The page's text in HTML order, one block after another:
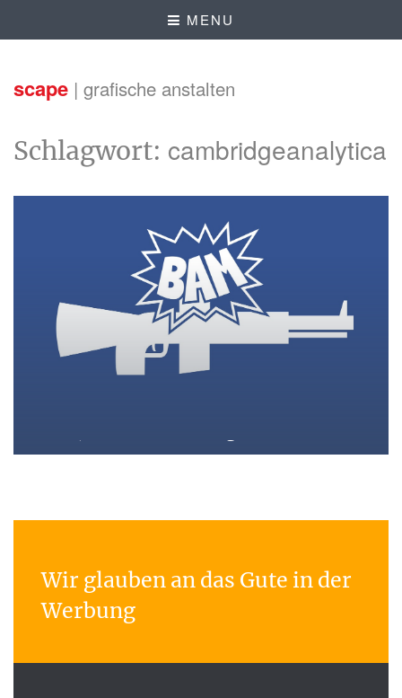
MENU
scape | grafische anstalten
Schlagwort: cambridgeanalytica
Wir glauben an das Gute in der
Werbung